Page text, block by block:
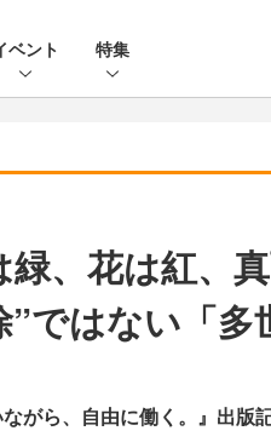
ベント 特集
、花は紅、
ではない「多
がら、自由に働く。』出版